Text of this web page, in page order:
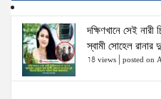
দক্ষিণখানে সেই
স্বামী সোহেল রানার
18 views posted on